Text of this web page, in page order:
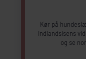
Kør på
Indlandsisens
og se